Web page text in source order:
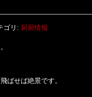
ゴリ: 厨厨情報
ばせば絶景です。